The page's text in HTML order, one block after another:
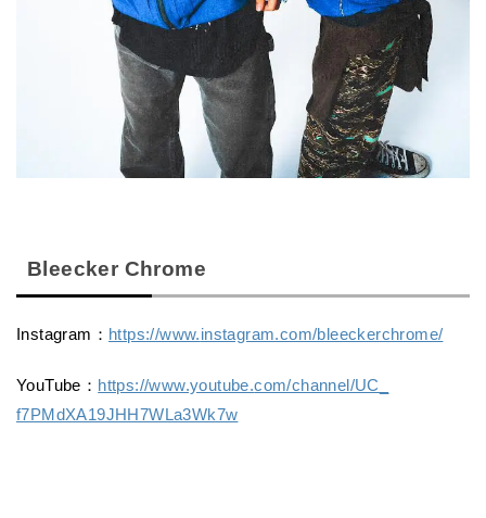
Bleecker Chrome
Instagram： https://www.instagram.com/bleeckerchrome/
YouTube： https://www.youtube.com/channel/UC_
f7PMdXA19JHH7WLa3Wk7w